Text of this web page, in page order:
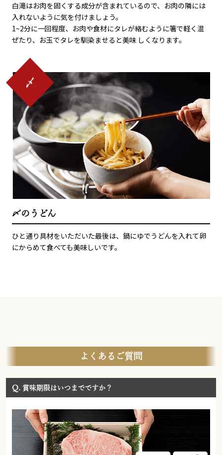
白滝はお肉を固くする成分が含まれているので、お肉の隣には
入れないように気を付けましょう。
1~2分に一回程度、お肉や食材にタレが絡むように箸で軽く混
ぜたり、お玉でタレを馴染ませると美味 しくなります。
〆のうどん
ひと通り具材をいただいた最後は、鍋にゆでうどんを入れて卵
にからめて食べても美味しいです。
よくあるご質問
Q. 賞味期限はいつまでですか？